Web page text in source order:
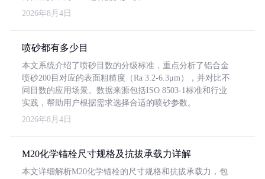
2026年8月4日
喷砂都有多少目
本文系统介绍了喷砂目数的分级标准，重点分析了铝合金
喷砂200目对应的表面粗糙度（Ra 3.2-6.3μm），并对比不
同目数的应用场景。数据来源包括ISO 8503-1标准和行业
实践，帮助用户根据需求选择合适的喷砂参数。
2026年8月4日
M20化学锚栓尺寸规格及抗拔承载力详解
本文详细解析M20化学锚栓的尺寸规格和抗拔承载力，包